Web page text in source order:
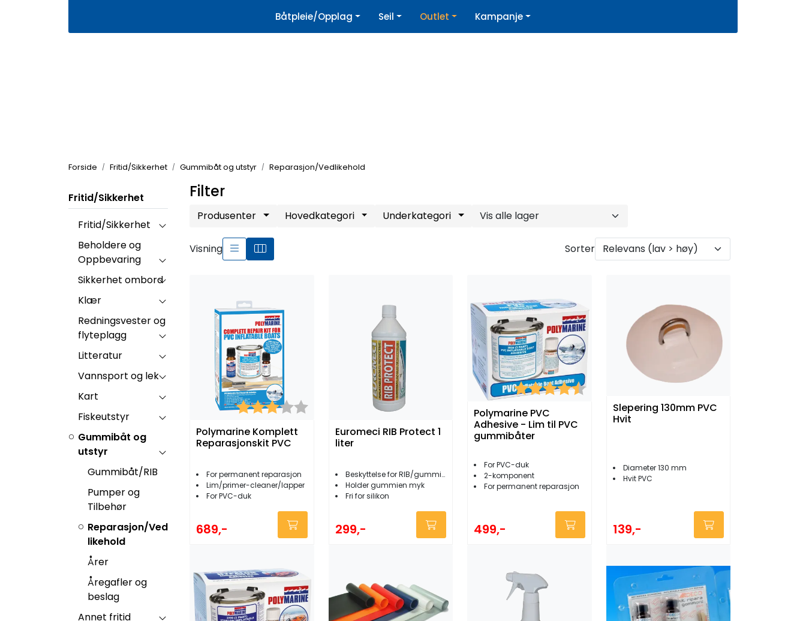
Kjøpshjelp | Nyhetsbrev
Båtpleie/Opplag Seil Outlet Kampanje
Forside Fritid/Sikkerhet Gummibåt og utstyr Reparasjon/Vedlikehold
Fritid/Sikkerhet
Fritid/Sikkerhet
Beholdere og
Oppbevaring
Sikkerhet ombord
Klær
Redningsvester og
flyteplagg
Litteratur
Vannsport og lek
Kart
Fiskeutstyr
Gummibåt og
utstyr
Gummibåt/RIB
Pumper og
Tilbehør
Reparasjon/Ved
likehold
Årer
Åregafler og
beslag
Annet fritid
Filter
Produsenter Hovedkategori Underkategori
Visning Sorter
Karakter:
3.0 av 5 mulige
Polymarine Komplett
Reparasjonskit PVC
For permanent reparasjon
Lim/primer-cleaner/lapper
For PVC-duk
689,-
Euromeci RIB Protect 1
liter
Beskyttelse for RIB/gummibåt
Holder gummien myk
Fri for silikon
299,-
Karakter:
4.8 av 5 mulige
Polymarine PVC
Adhesive - Lim til PVC
gummibåter
For PVC-duk
2-komponent
For permanent reparasjon
499,-
Slepering 130mm PVC
Hvit
Diameter 130 mm
Hvit PVC
139,-